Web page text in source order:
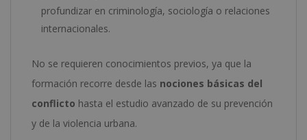
profundizar en criminología, sociología o relaciones
internacionales.
No se requieren conocimientos previos, ya que la
formación recorre desde las nociones básicas del
conflicto hasta el estudio avanzado de su prevención
y de la violencia urbana.